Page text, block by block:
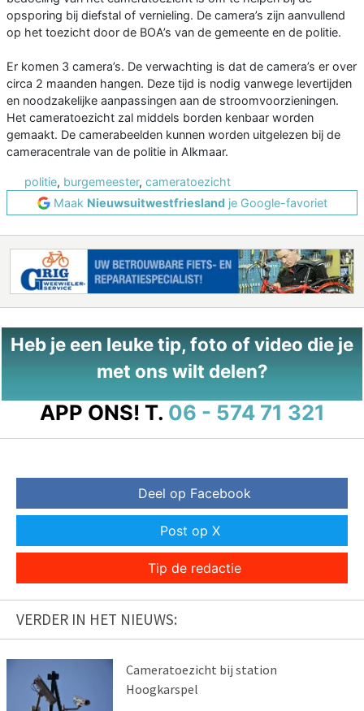
opsporing bij diefstal of vernieling. De camera’s zijn aanvullend
op het toezicht door de BOA’s van de gemeente en de politie.
Er komen 3 camera’s. De verwachting is dat de camera’s er over
circa 2 maanden hangen. Deze tijd is nodig vanwege levertijden
en noodzakelijke aanpassingen aan de stroomvoorzieningen.
Het cameratoezicht zal middels borden kenbaar worden
gemaakt. De camerabeelden kunnen worden uitgelezen bij de
cameracentrale van de politie in Alkmaar.
politie, burgemeester, cameratoezicht
Maak Nieuwsuitwestfrieslandje Google-favoriet
Heb je een leuke tip, foto of video die je
met ons wilt delen?
APP ONS! T. 06 - 574 71 321
Deel op Facebook
Post op X
Tip de redactie
VERDER IN HET NIEUWS:
Cameratoezicht bij station
Hoogkarspel